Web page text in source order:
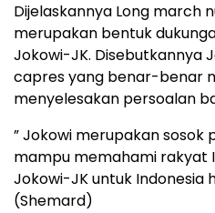
Dijelaskannya Long march
merupakan bentuk
Jokowi-JK. Disebutkannya
capres yang benar-benar
menyelesakan persoalan
” Jokowi merupakan sosok
mampu memahami rakyat
Jokowi-JK untuk Indonesia
(Shemard)